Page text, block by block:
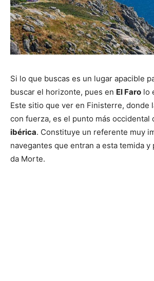
Si lo que buscas es un lugar apacible
buscar el horizonte, pues en El Faro lo
Este sitio que ver en Finisterre, donde
con fuerza, es el punto más occidental
ibérica. Constituye un referente muy
navegantes que entran a esta temida y
da Morte.